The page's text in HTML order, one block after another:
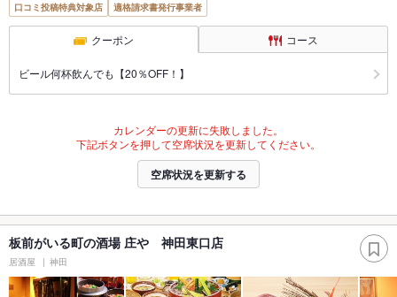
口コミ投稿特典対象店 適格請求書発行事業者
クーポン コース
ビール何杯飲んでも【20％OFF！】
カレンダーの更新に失敗しました。
下記ボタンを押して空席状況を更新してください。
空席状況を更新する
板前がいる町の酒場 庄や 神田東口店
居酒屋 神田